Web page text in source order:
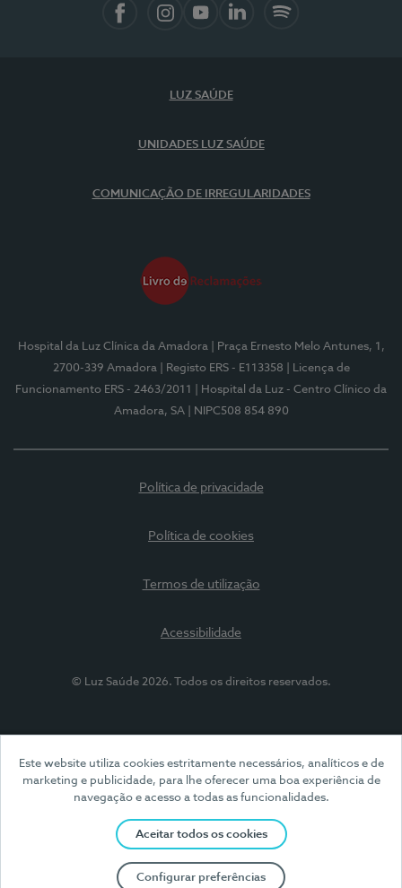
Este website utiliza cookies estritamente necessários, analíticos e de
marketing e publicidade, para lhe oferecer uma boa experiência de
navegação e acesso a todas as funcionalidades.
Aceitar todos os cookies
Configurar preferências
LUZ SAÚDE
UNIDADES LUZ SAÚDE
COMUNICAÇÃO DE IRREGULARIDADES
Hospital da Luz Clínica da Amadora
| Praça Ernesto Melo Antunes, 1,
2700-339 Amadora
| Registo ERS - E113358
| Licença de
Funcionamento ERS - 2463/2011
| Hospital da Luz - Centro Clínico da
Amadora, SA
| NIPC508 854 890
Política de privacidade
Política de cookies
Termos de utilização
Acessibilidade
© Luz Saúde 2026. Todos os direitos reservados.